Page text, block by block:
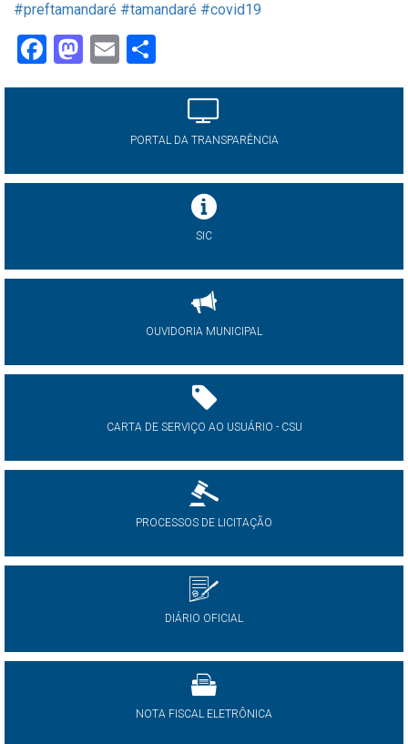
#preftamandaré #tamandaré #covid19
Facebook
Mastodon
Email
PORTAL DA TRANSPARÊNCIA
SIC
OUVIDORIA MUNICIPAL
CARTA DE SERVIÇO AO USUÁRIO - CSU
PROCESSOS DE LICITAÇÃO
DIÁRIO OFICIAL
NOTA FISCAL ELETRÔNICA